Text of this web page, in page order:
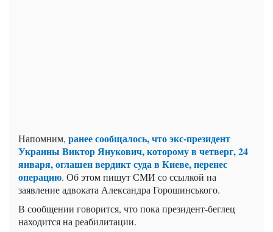
Напомним, ранее сообщалось, что экс-президент
Украины Виктор Янукович, которому в четверг, 24
января, оглашен вердикт суда в Киеве, перенес
операцию. Об этом пишут СМИ со ссылкой на
заявление адвоката Александра Горошинського.
В сообщении говорится, что пока президент-беглец
находится на реабилитации.